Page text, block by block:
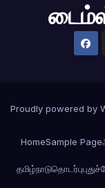
Proudly powered by
HomeSample Page
தமிழ்நாடுதொடர்பு